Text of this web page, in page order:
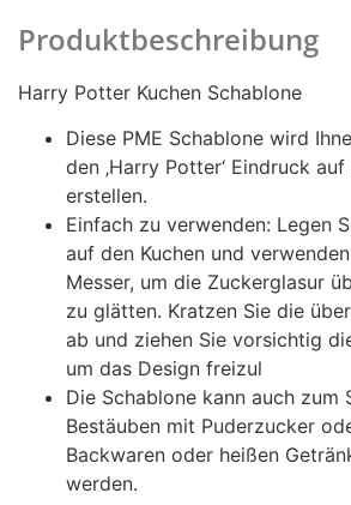
Produktbeschreibung
Harry Potter Kuchen Schablone
Diese PME Schablone wird
den ‚Harry Potter‘ Eindruck
erstellen.
Einfach zu verwenden: Legen
auf den Kuchen und
Messer, um die Zuckerglasur
zu glätten. Kratzen Sie die
ab und ziehen Sie vorsichtig
um das Design freizul
Die Schablone kann auch zum
Bestäuben mit Puderzucker
Backwaren oder heißen
werden.